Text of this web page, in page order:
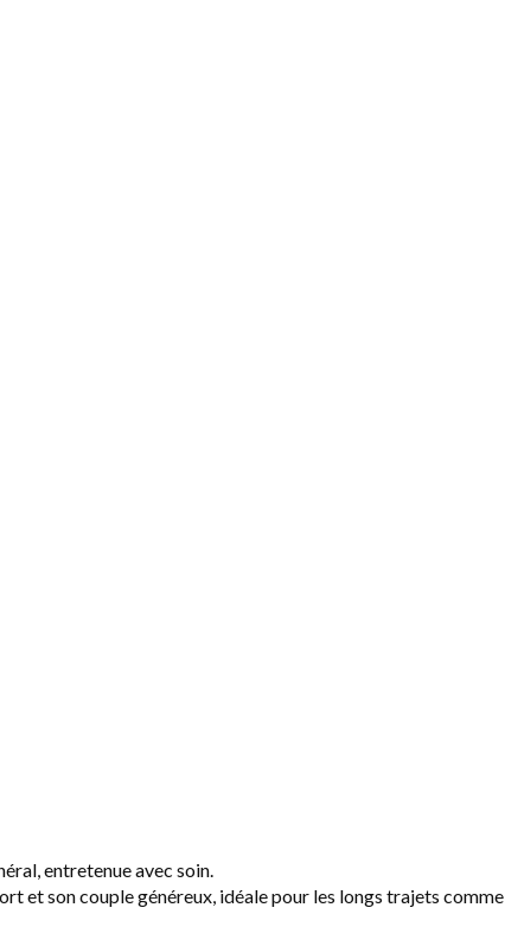
entretenue avec soin.
et son couple généreux, idéale pour les longs trajets comme